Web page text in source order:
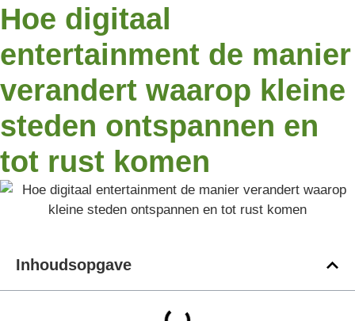
Hoe digitaal
entertainment de manier
verandert waarop kleine
steden ontspannen en
tot rust komen
Inhoudsopgave